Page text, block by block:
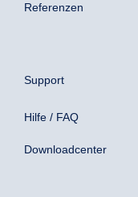
Referenzen
Support
Hilfe / FAQ
Downloadcenter